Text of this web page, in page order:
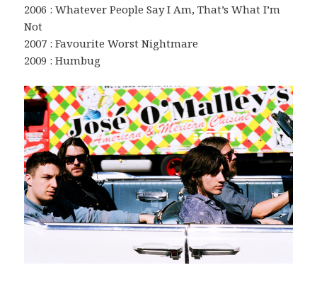
2006 : Whatever People Say I Am, That’s What I’m
Not
2007 : Favourite Worst Nightmare
2009 : Humbug